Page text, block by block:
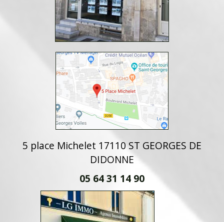
5 place Michelet 17110 ST GEORGES DE
DIDONNE
05 64 31 14 90